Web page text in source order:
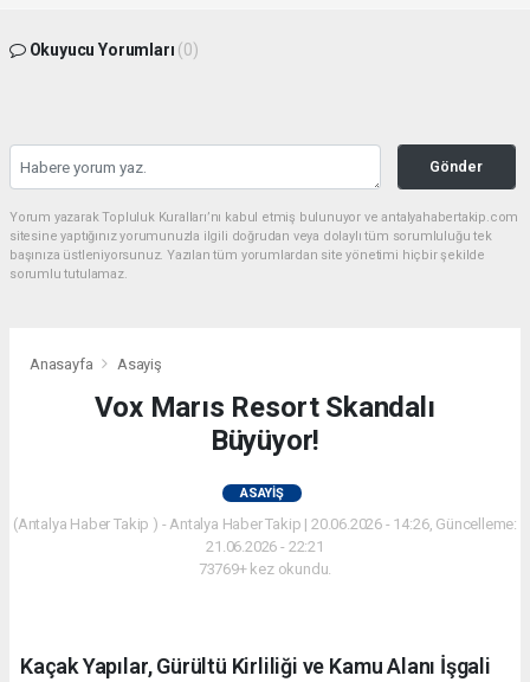
Okuyucu Yorumları (0)
Gönder
Yorum yazarak Topluluk Kuralları’nı kabul etmiş bulunuyor ve antalyahabertakip.com
sitesine yaptığınız yorumunuzla ilgili doğrudan veya dolaylı tüm sorumluluğu tek
başınıza üstleniyorsunuz. Yazılan tüm yorumlardan site yönetimi hiçbir şekilde
sorumlu tutulamaz.
Anasayfa Asayiş
Vox Marıs Resort Skandalı
Büyüyor!
ASAYIŞ
(Antalya Haber Takip ) - Antalya Haber Takip | 20.06.2026 - 14:26, Güncelleme:
21.06.2026 - 22:21
73769+ kez okundu.
Kaçak Yapılar, Gürültü Kirliliği ve Kamu Alanı İşgali